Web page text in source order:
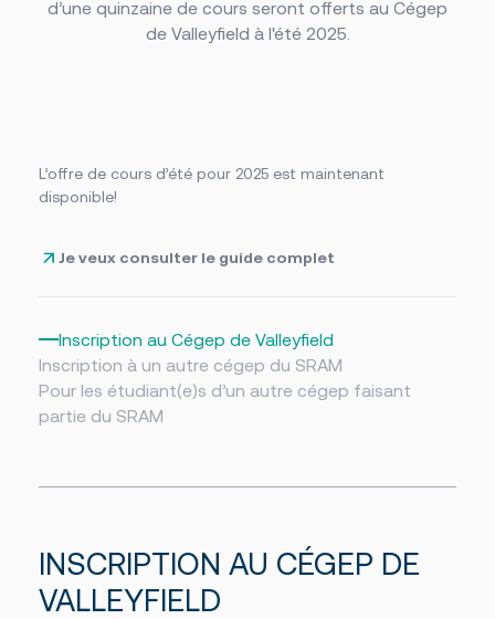
Foire aux questions Nous joindre
d’une quinzaine de cours seront offerts au Cégep
de Valleyfield à l'été 2025.
Inscription au Cégep de Valleyfield
Inscription à un autre cégep du SRAM
Pour les étudiant(e)s d’un autre cégep faisant
partie du SRAM
L’offre de cours d’été pour 2025 est maintenant
disponible!
Je veux consulter le guide complet
INSCRIPTION AU CÉGEP DE
VALLEYFIELD